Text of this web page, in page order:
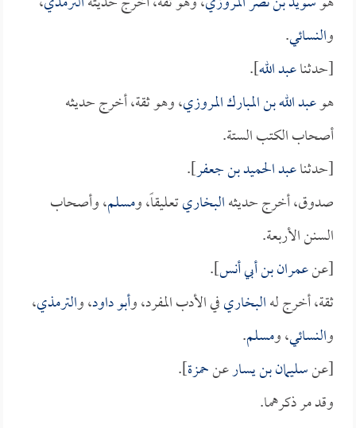
والنسائي.
[حدثناعبد الله].
هوعبد الله بن المبارك المروزي، وهو ثقة، أخرج حديثه
أصحاب الكتب الستة.
[حدثناعبد الحميد بن جعفر].
صدوق، أخرج حديثهالبخاريتعليقاً، ومسلم، وأصحاب
السنن الأربعة.
[عنعمران بن أبي أنس].
ثقة، أخرج لهالبخاريفي الأدب المفرد، وأبو داود، والترمذي،
والنسائي، ومسلم.
[عنسليمان بن يسارعنحمزة].
وقد مر ذكرهما.